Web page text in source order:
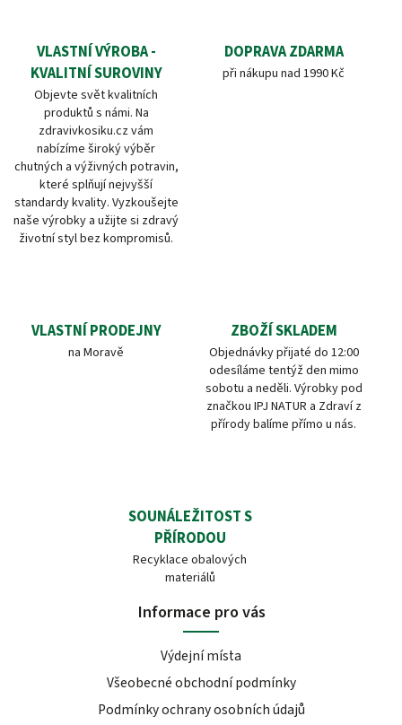
VLASTNÍ VÝROBA -
KVALITNÍ SUROVINY
Objevte svět kvalitních
produktů s námi. Na
zdravivkosiku.cz vám
nabízíme široký výběr
chutných a výživných potravin,
které splňují nejvyšší
standardy kvality. Vyzkoušejte
naše výrobky a užijte si zdravý
životní styl bez kompromisů.
DOPRAVA ZDARMA
při nákupu nad 1990 Kč
VLASTNÍ PRODEJNY
na Moravě
ZBOŽÍ SKLADEM
Objednávky přijaté do 12:00
odesíláme tentýž den mimo
sobotu a neděli. Výrobky pod
značkou IPJ NATUR a Zdraví z
přírody balíme přímo u nás.
SOUNÁLEŽITOST S
PŘÍRODOU
Recyklace obalových
materiálů
Informace pro vás
Výdejní místa
Všeobecné obchodní podmínky
Podmínky ochrany osobních údajů